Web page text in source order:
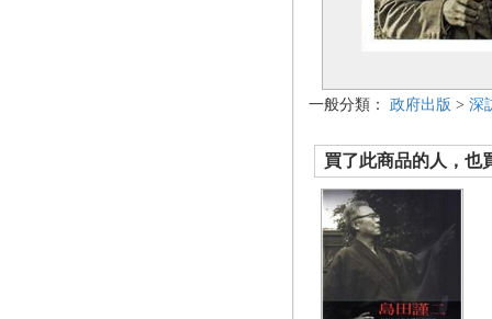
一般分類： 政府出版 > 深
買了此商品的人，也